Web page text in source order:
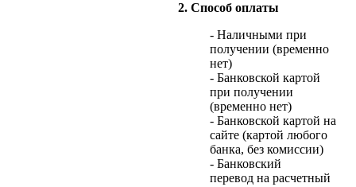
2. Способ оплаты
- Наличными при
получении (временно
нет)
- Банковской картой
при получении
(временно нет)
- Банковской картой на
сайте (картой любого
банка, без комиссии)
- Банковский
перевод на расчетный